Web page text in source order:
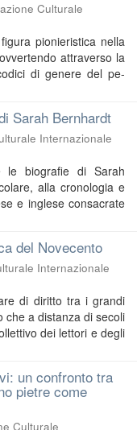
Culturale
pionieristica nella
attraverso la
di genere del pe-
Sarah Bernhardt
Internazionale
le biografie di Sarah
alla cronologia e
e inglese consacrate
del Novecento
Internazionale
di diritto tra i grandi
che a distanza di secoli
dei lettori e degli
un confronto tra
pietre come
Culturale